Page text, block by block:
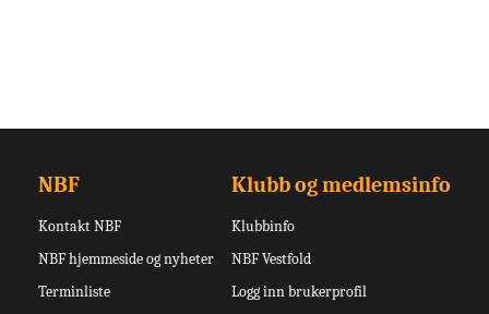
NBF
Kontakt NBF
NBF hjemmeside og nyheter
Terminliste
Klubb og medlemsinfo
Klubbinfo
NBF Vestfold
Logg inn brukerprofil